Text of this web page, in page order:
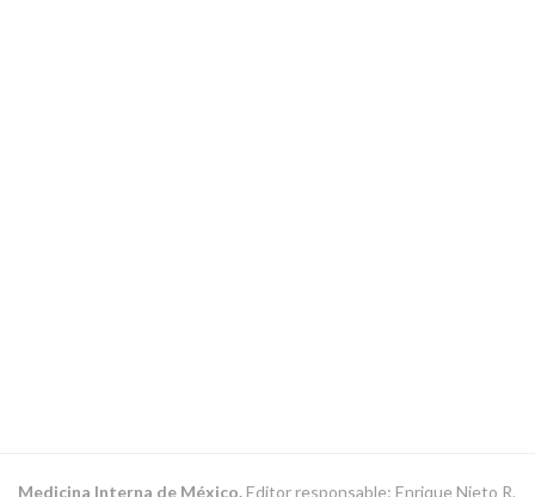
Medicina Interna de México.Editor responsable: Enrique Nieto R.